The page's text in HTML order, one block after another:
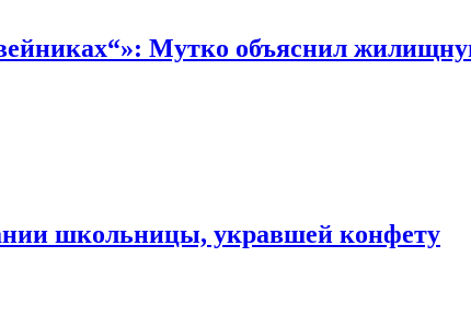
Мутко объяснил
школьницы, укравшей конфету